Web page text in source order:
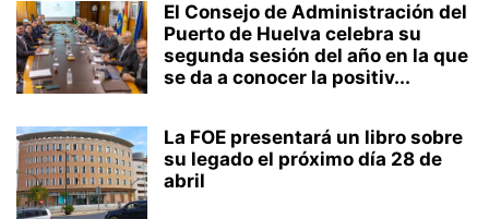
El Consejo de Administración del
Puerto de Huelva celebra su
segunda sesión del año en la que
se da a conocer la positiv...
La FOE presentará un libro sobre
su legado el próximo día 28 de
abril